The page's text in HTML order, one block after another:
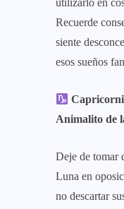
utilizarlo en
Recuerde
siente
esos sueños
Animalito de
Deje de tomar
Luna en
no descartar